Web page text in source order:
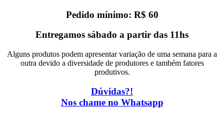
Pedido mínimo: R$ 60
Entregamos sábado a partir das 11hs
Alguns produtos podem apresentar variação de uma semana para a
outra devido a diversidade de produtores e também fatores
produtivos.
Dúvidas?!
Nos chame no Whatsapp